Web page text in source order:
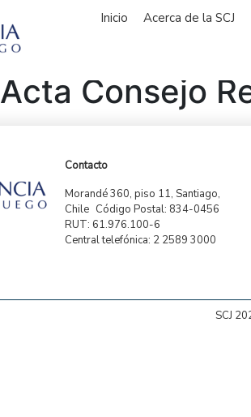
Inicio Acerca de la SCJ
Consejo
Contacto
Morandé 360, piso 11, Santiago,
Chile Código Postal: 834-0456
RUT: 61.976.100-6
Central telefónica: 2 2589 3000
SCJ